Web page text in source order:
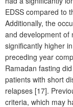
EDSS compared to
Additionally, the
and development of
significantly higher
preceding year
Ramadan fasting
patients with short
relapses [17].
criteria, which may